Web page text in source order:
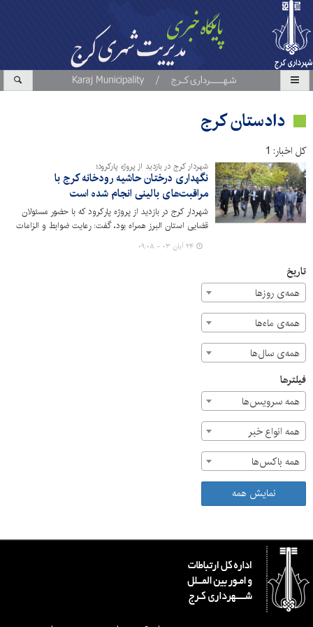
دادستان کرج
کل اخبار: 1
شهردار کرج در بازدید از پروژه پارکرود؛
نگهداری درختان حاشیه رودخانه کرج با
مراقبت‌های بالینی انجام شده است
شهردار کرج در بازدید از پروژه پارکرود که با حضور مسئولان
قضایی استان البرز همراه بود، گفت: رعایت ضوابط و الزامات
زیست محیطی پروژه پارکرود، در اولویت قرار داشته و رسیدگی
و احیایِ فضای سبز، به ویژه حفظ و نگهداری از درختان
شده است.
۲۴ آبان ۰۳ - ۰۹:۰۸
تاریخ
همه‌ی روزها
همه‌ی ماه‌ها
همه‌ی سال‌ها
فیلترها
همه سرویس‌ها
همه انواع خبر
همه باکس‌ها
نمایش همه